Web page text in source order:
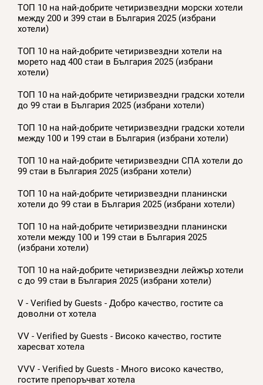
ТОП 10 на най-добрите четиризвездни морски хотели
между 200 и 399 стаи в България 2025 (избрани
хотели)
ТОП 10 на най-добрите четиризвездни хотели на
морето над 400 стаи в България 2025 (избрани
хотели)
ТОП 10 на най-добрите четиризвездни градски хотели
до 99 стаи в България 2025 (избрани хотели)
ТОП 10 на най-добрите четиризвездни градски хотели
между 100 и 199 стаи в България (избрани хотели)
ТОП 10 на най-добрите четиризвездни СПА хотели до
99 стаи в България 2025 (избрани хотели)
ТОП 10 на най-добрите четиризвездни планински
хотели до 99 стаи в България 2025 (избрани хотели)
ТОП 10 на най-добрите четиризвездни планински
хотели между 100 и 199 стаи в България 2025
(избрани хотели)
ТОП 10 на най-добрите четиризвездни лейжър хотели
с до 99 стаи в България 2025 (избрани хотели)
V - Verified by Guests - Добро качество, гостите са
доволни от хотела
VV - Verified by Guests - Високо качество, гостите
харесват хотела
VVV - Verified by Guests - Много високо качество,
гостите препоръчват хотела